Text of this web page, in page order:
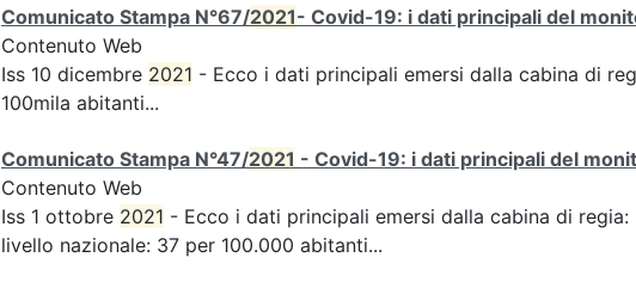
Comunicato Stampa N°67/2021- Covid-19: i dati principali del
Contenuto Web
Iss 10 dicembre 2021 - Ecco i dati principali emersi dalla cabina di
100mila abitanti...
Comunicato Stampa N°47/2021 - Covid-19: i dati principali del
Contenuto Web
Iss 1 ottobre 2021 - Ecco i dati principali emersi dalla cabina di regia:
livello nazionale: 37 per 100.000 abitanti...